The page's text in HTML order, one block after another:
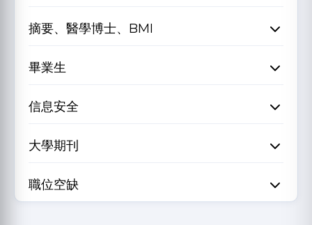
摘要、醫學博士、BMI
畢業生
信息安全
大學期刊
職位空缺